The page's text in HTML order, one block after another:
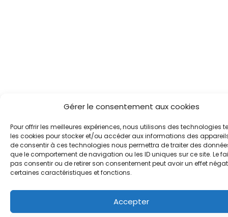
Gérer le consentement aux cookies
Pour offrir les meilleures expériences, nous utilisons des technologies
les cookies pour stocker et/ou accéder aux informations des
de consentir à ces technologies nous permettra de traiter des
que le comportement de navigation ou les ID uniques sur ce site. Le
pas consentir ou de retirer son consentement peut avoir un effet
certaines caractéristiques et fonctions.
Accepter